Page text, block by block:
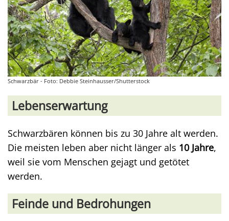
Schwarzbär - Foto: Debbie Steinhausser/Shutterstock
Lebenserwartung
Schwarzbären können bis zu 30 Jahre alt werden.
Die meisten leben aber nicht länger als 10 Jahre,
weil sie vom Menschen gejagt und getötet
werden.
Feinde und Bedrohungen